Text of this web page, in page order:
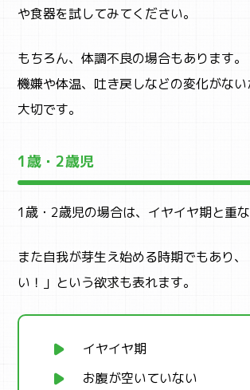
や食器を試してみてください。
もちろん、体調不良の場合もあります。
機嫌や体温、吐き戻しなどの変化がな
大切です。
1歳・2歳児
1歳・2歳児の場合は、イヤイヤ期と重な
また自我が芽生え始める時期でもあり
い！」という欲求も表れます。
イヤイヤ期
お腹が空いていない